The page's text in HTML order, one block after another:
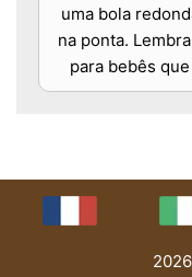
uma bola
na ponta.
para bebês